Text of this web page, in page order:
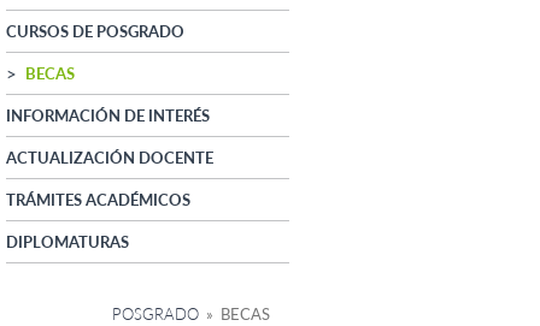
CURSOS DE POSGRADO
BECAS
INFORMACIÓN DE INTERÉS
ACTUALIZACIÓN DOCENTE
TRÁMITES ACADÉMICOS
DIPLOMATURAS
POSGRADO » BECAS